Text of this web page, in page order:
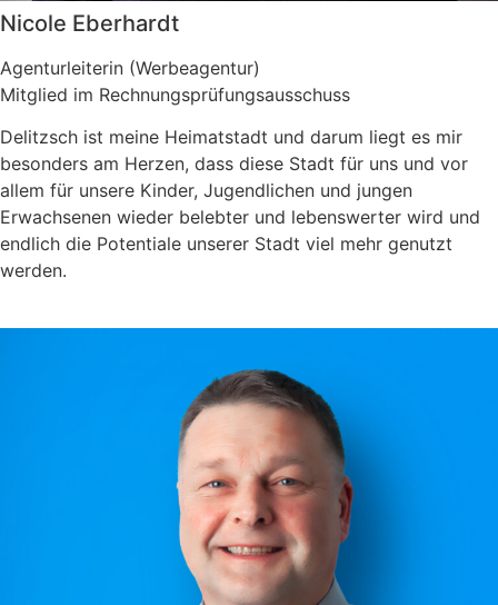
Nicole Eberhardt
Agenturleiterin (Werbeagentur)
Mitglied im Rechnungsprüfungsausschuss
Delitzsch ist meine Heimatstadt und darum liegt es mir
besonders am Herzen, dass diese Stadt für uns und vor
allem für unsere Kinder, Jugendlichen und jungen
Erwachsenen wieder belebter und lebenswerter wird und
endlich die Potentiale unserer Stadt viel mehr genutzt
werden.